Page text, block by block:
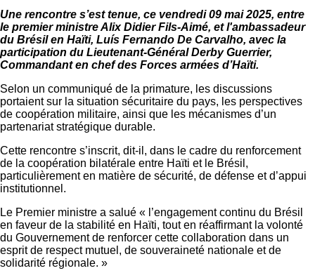
Une rencontre s’est tenue, ce vendredi 09 mai 2025, entre
le premier ministre Alix Didier Fils-Aimé, et l'ambassadeur
du Brésil en Haïti, Luís Fernando De Carvalho, avec la
participation du Lieutenant-Général Derby Guerrier,
Commandant en chef des Forces armées d’Haïti.
Selon un communiqué de la primature, les discussions
portaient sur la situation sécuritaire du pays, les perspectives
de coopération militaire, ainsi que les mécanismes d’un
partenariat stratégique durable.
Cette rencontre s’inscrit, dit-il, dans le cadre du renforcement
de la coopération bilatérale entre Haïti et le Brésil,
particulièrement en matière de sécurité, de défense et d’appui
institutionnel.
Le Premier ministre a salué « l’engagement continu du Brésil
en faveur de la stabilité en Haïti, tout en réaffirmant la volonté
du Gouvernement de renforcer cette collaboration dans un
esprit de respect mutuel, de souveraineté nationale et de
solidarité régionale. »